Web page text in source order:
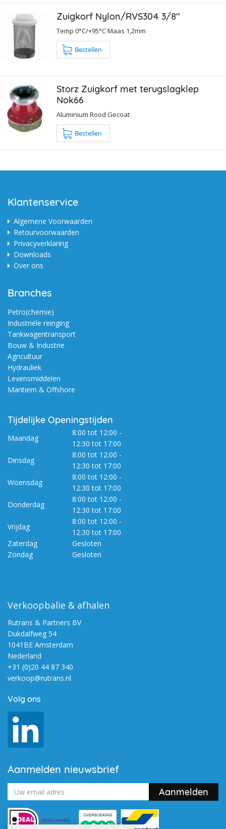
Zuigkorf Nylon/RVS304 3/8''
Temp 0°C/+95°C Maas 1,2mm
Bestellen
Storz Zuigkorf met terugslagklep
Nok66
Aluminium Rood Gecoat
Bestellen
Klantenservice
Algemene Voorwaarden
Retourvoorwaarden
Privacyverklaring
Downloads
Over ons
Branches
Petro(chemie)
Industriële reinging
Tankwagentransport
Bouw & Industrie
Agricultuur
Hydrauliek
Levensmiddelen
Maritiem & Offshore
Tijdelijke Openingstijden
Maandag
8:00 tot 12:00 -
12:30 tot 17:00
Dinsdag
8:00 tot 12:00 -
12:30 tot 17:00
Woensdag
8:00 tot 12:00 -
12:30 tot 17:00
Donderdag
8:00 tot 12:00 -
12:30 tot 17:00
Vrijdag
8:00 tot 12:00 -
12:30 tot 17:00
Zaterdag
Gesloten
Zondag
Gesloten
Verkoopbalie & afhalen
Rutrans & Partners BV
Dukdalfweg 54
1041BE Amsterdam
Nederland
+31 (0)20 44 87 340
verkoop@rutrans.nl
Volg ons
Aanmelden nieuwsbrief